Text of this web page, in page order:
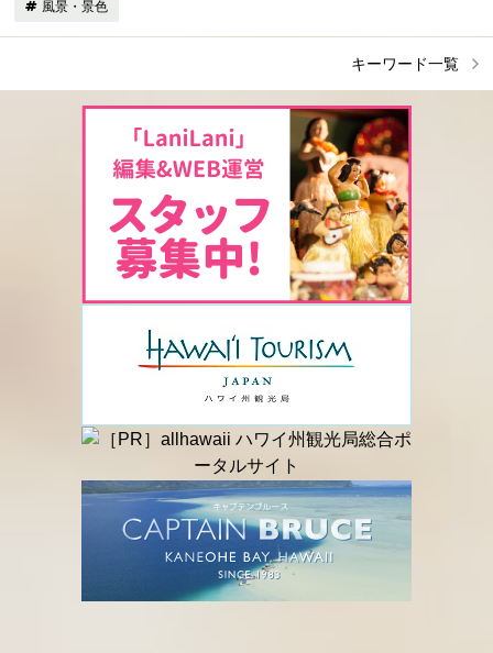
風景・景色
キーワード一覧